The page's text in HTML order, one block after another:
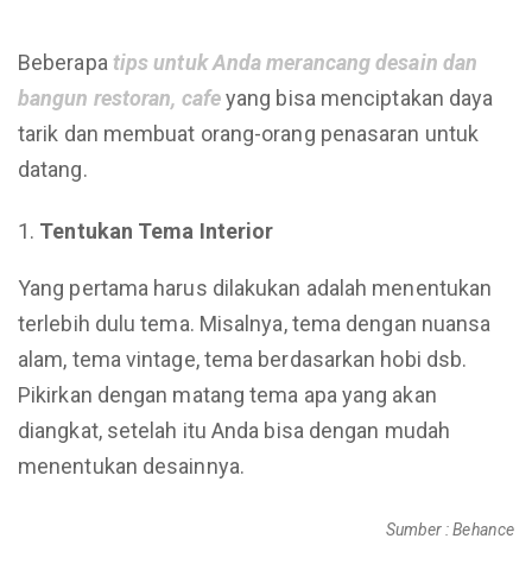
Beberapa tips untuk Anda merancang desain dan
bangun restoran, cafeyang bisa menciptakan daya
tarik dan membuat orang-orang penasaran untuk
datang.
Tentukan Tema Interior
Yang pertama harus dilakukan adalah menentukan
terlebih dulu tema. Misalnya, tema dengan nuansa
alam, tema vintage, tema berdasarkan hobi dsb.
Pikirkan dengan matang tema apa yang akan
diangkat, setelah itu Anda bisa dengan mudah
menentukan desainnya.
Sumber : Behance